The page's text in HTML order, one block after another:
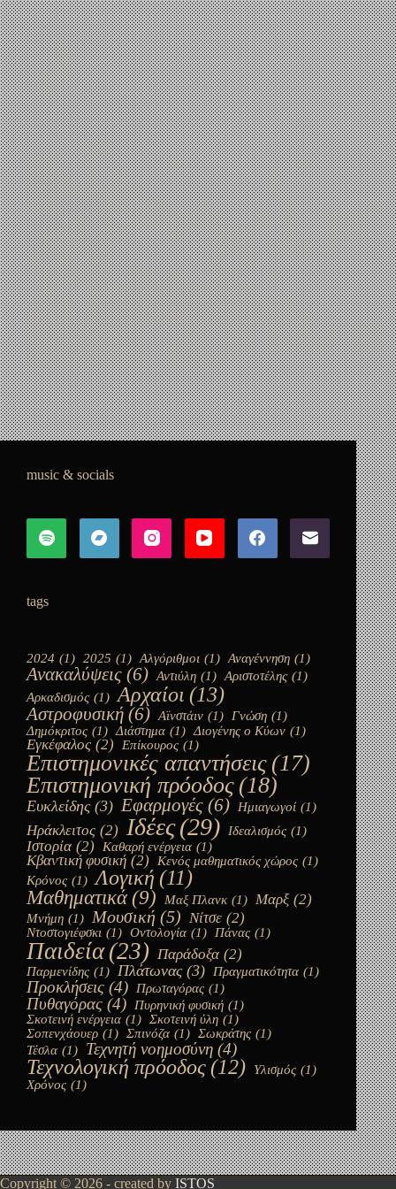
Φιλοσοφία
Ήμουν κι εγώ στην Αρκαδία (Et in Arcadia ego)
music & socials
tags
2024 (1) 2025 (1) Αλγόριθμοι (1) Αναγέννηση (1)
Ανακαλύψεις (6) Αντιύλη (1) Αριστοτέλης (1)
Αρκαδισμός (1) Αρχαίοι (13)
Αστροφυσική (6) Αϊνστάιν (1) Γνώση (1)
Δημόκριτος (1) Διάστημα (1) Διογένης ο Κύων (1)
Εγκέφαλος (2) Επίκουρος (1)
Επιστημονικές απαντήσεις (17)
Επιστημονική πρόοδος (18)
Ευκλείδης (3) Εφαρμογές (6) Ημιαγωγοί (1)
Ηράκλειτος (2) Ιδέες(29) Ιδεαλισμός (1)
Ιστορία (2) Καθαρή ενέργεια (1)
Κβαντική φυσική (2) Κενός μαθηματικός χώρος (1)
Κρόνος (1) Λογική (11)
Μαθηματικά (9) Μαξ Πλανκ (1) Μαρξ (2)
Μνήμη (1) Μουσική (5) Νίτσε (2)
Ντοστογιέφσκι (1) Οντολογία (1) Πάνας (1)
Παιδεία (23) Παράδοξα (2)
Παρμενίδης (1) Πλάτωνας (3) Πραγματικότητα (1)
Προκλήσεις (4) Πρωταγόρας (1)
Πυθαγόρας (4) Πυρηνική φυσική (1)
Σκοτεινή ενέργεια (1) Σκοτεινή ύλη (1)
Σοπενχάουερ (1) Σπινόζα (1) Σωκράτης (1)
Τέσλα (1) Τεχνητή νοημοσύνη (4)
Τεχνολογική πρόοδος(12) Υλισμός (1)
Χρόνος (1)
Copyright © 2026 - created by ISTOS